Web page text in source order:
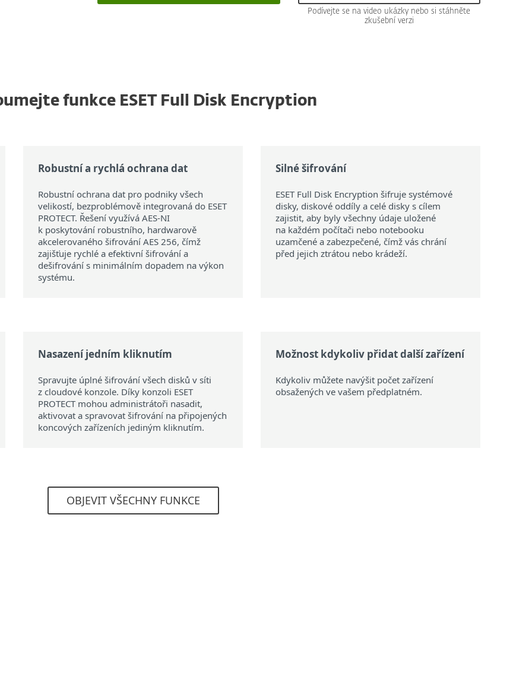
Podívejte se na video ukázky nebo si stáhněte
zkušební verzi
funkce ESET Full Disk Encryption
Robustní a rychlá ochrana dat
Robustní ochrana dat pro podniky všech
velikostí, bezproblémově integrovaná do ESET
PROTECT. Řešení využívá AES-NI
k poskytování robustního, hardwarově
akcelerovaného šifrování AES 256, čímž
zajišťuje rychlé a efektivní šifrování a
dešifrování s minimálním dopadem na výkon
systému.
Silné šifrování
ESET Full Disk Encryption šifruje systémové
disky, diskové oddíly a celé disky s cílem
zajistit, aby byly všechny údaje uložené
na každém počítači nebo notebooku
uzamčené a zabezpečené, čímž vás chrání
před jejich ztrátou nebo krádeží.
Nasazení jedním kliknutím
Spravujte úplné šifrování všech disků v síti
z cloudové konzole. Díky konzoli ESET
PROTECT mohou administrátoři nasadit,
aktivovat a spravovat šifrování na připojených
koncových zařízeních jediným kliknutím.
Možnost kdykoliv přidat další zařízení
Kdykoliv můžete navýšit počet zařízení
obsažených ve vašem předplatném.
OBJEVIT VŠECHNY FUNKCE